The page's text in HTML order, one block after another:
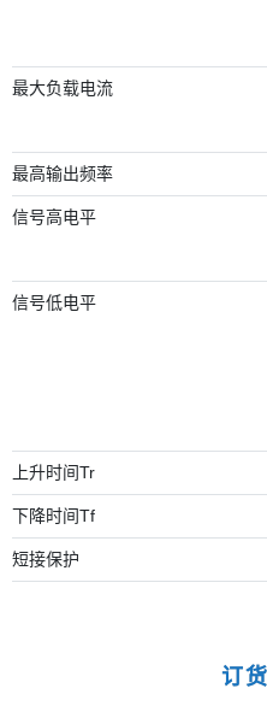
最大负载电流
最高输出频率
信号高电平
信号低电平
上升时间Tr
下降时间Tf
短接保护
订